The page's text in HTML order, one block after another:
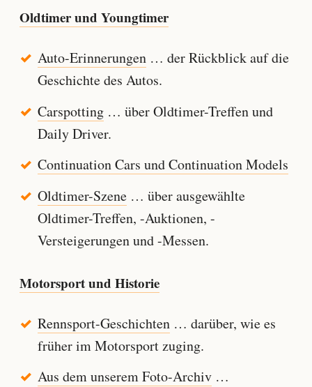
Oldtimer und Youngtimer
Auto-Erinnerungen… der Rückblick auf die
Geschichte des Autos.
Carspotting… über Oldtimer-Treffen und
Daily Driver.
Continuation Cars und Continuation Models
Oldtimer-Szene… über ausgewählte
Oldtimer-Treffen, -Auktionen, -
Versteigerungen und -Messen.
Motorsport und Historie
Rennsport-Geschichten… darüber, wie es
früher im Motorsport zuging.
Aus dem unserem Foto-Archiv…